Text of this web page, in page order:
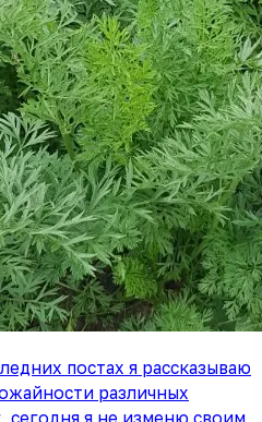
постах я рассказываю
различных
сегодня я не изменю своим